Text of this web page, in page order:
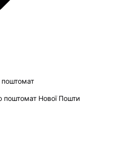
поштомат
поштомат Нової Пошти